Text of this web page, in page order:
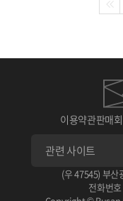
이용약관판매
(우 47545) 부산
전화번호